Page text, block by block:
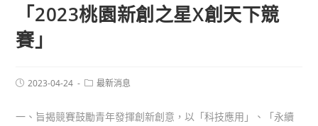
「2023桃園新創之星X創天下競
賽」
2023-04-24 最新消息
一、旨揭競賽鼓勵青年發揮創新創意，以「科技應用」、「永續